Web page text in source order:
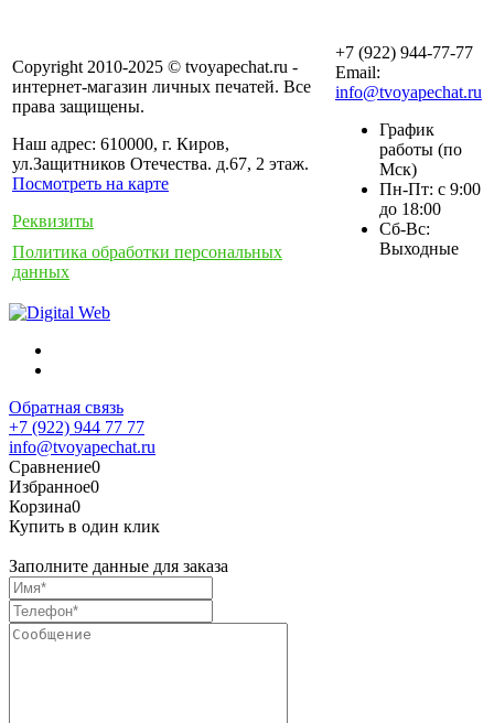
Copyright 2010-2025 © tvoyapechat.ru -
интернет-магазин личных печатей. Все
права защищены.
Наш адрес: 610000, г. Киров,
ул.Защитников Отечества. д.67, 2 этаж.
Посмотреть на карте
Реквизиты
Политика обработки персональных
данных
+7 (922) 944-77-77
Email:
info@tvoyapechat.ru
График
работы (по
Мск)
Пн-Пт: с 9:00
до 18:00
Сб-Вс:
Выходные
Обратная связь
+7 (922) 944 77 77
info@tvoyapechat.ru
Сравнение0
Избранное0
Корзина0
Купить в один клик
Заполните данные для заказа